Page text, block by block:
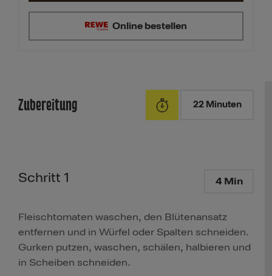
Online bestellen
Zubereitung 22 Minuten
Schritt 1 4 Min
Fleischtomaten waschen, den Blütenansatz
entfernen und in Würfel oder Spalten schneiden.
Gurken putzen, waschen, schälen, halbieren und
in Scheiben schneiden.